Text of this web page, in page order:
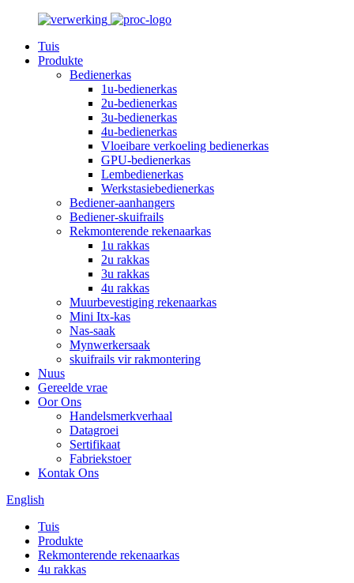
Tuis
Produkte
Bedienerkas
1u-bedienerkas
2u-bedienerkas
3u-bedienerkas
4u-bedienerkas
Vloeibare verkoeling bedienerkas
GPU-bedienerkas
Lembedienerkas
Werkstasiebedienerkas
Bediener-aanhangers
Bediener-skuifrails
Rekmonterende rekenaarkas
1u rakkas
2u rakkas
3u rakkas
4u rakkas
Muurbevestiging rekenaarkas
Mini Itx-kas
Nas-saak
Mynwerkersaak
skuifrails vir rakmontering
Nuus
Gereelde vrae
Oor Ons
Handelsmerkverhaal
Datagroei
Sertifikaat
Fabriekstoer
Kontak Ons
English
Tuis
Produkte
Rekmonterende rekenaarkas
4u rakkas